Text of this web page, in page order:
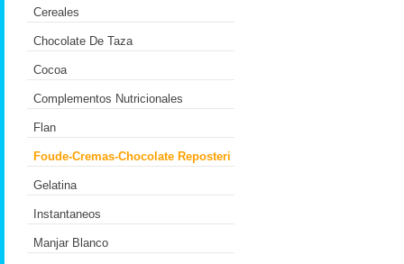
Cereales
Chocolate De Taza
Cocoa
Complementos Nutricionales
Flan
Foude-Cremas-Chocolate Reposteri
Gelatina
Instantaneos
Manjar Blanco